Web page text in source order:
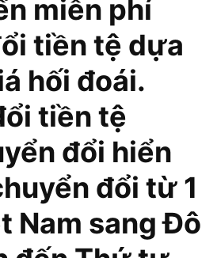
miễn phí
tiền tệ dựa
hối đoái.
tiền tệ
đổi hiển
đổi từ 1
Nam sang Đô